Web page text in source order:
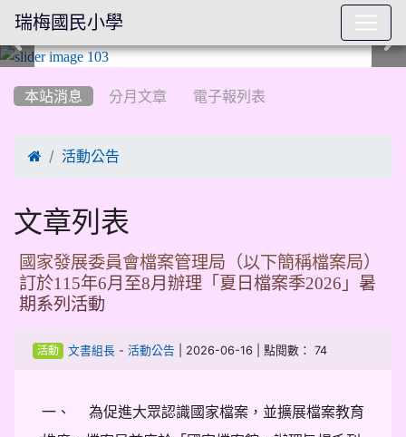
本站消息 分月文章 電子報列表
 活動公告
文章列表
國家發展委員會檔案管理局（以下簡稱檔案局）
訂於115年6月至8月辦理「夏日檔案季2026」暑
期系列活動
活動 文書組長- 活動公告 | 2026-06-16 | 點閱數： 74
一、 為促進大眾認識國家檔案，並擴展檔案教育
瑞梅國民小學